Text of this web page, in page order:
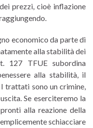
prezzi, cioè inflazione
economico da parte di
alla stabilità dei
127 TFUE subordina
alla stabilità, il
I trattati sono un crimine,
Se eserciteremo la
alla reazione della
schiacciare